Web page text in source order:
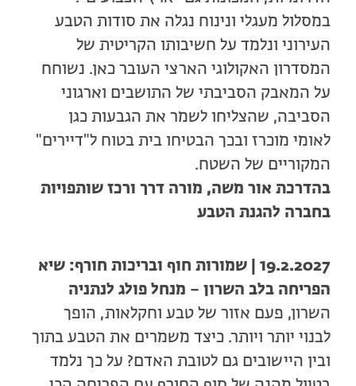
במסלול מעגלי ונינוח נגלה את סודות הטבע
העירוני ונלמד על חשיבותו הקריטית של
המסדרון האקולוגי הארצי העובר כאן. נשוחח
על המאבק הסביבתי של התושבים וארגוני
הסביבה, שהצליחו לשמר את הגבעות כגן
לאומי מוכרז ובכך הבטיחו בית בטוח ל"דיירים"
המקוריים של השטח.
בהדרכת אור משה, מורה דרך ורכז שותפויות
בחברה להגנת הטבע
19.2.2027 | שמורות חוף ובריכות חורף: שיא
הפריחה בלב השרון – מנחל פולג לנתניה
השרון, פעם אזור של טבע וחקלאות, הופך
לבנוי יותר ויותר. כיצד משמרים את הטבע בתוך
ובין היישובים גם לטובת האדם? על כך נלמד